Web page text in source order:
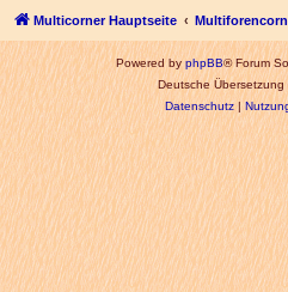
Multicorner Hauptseite
Powered byphpBB® Forum
Deutsche
Datenschutz|